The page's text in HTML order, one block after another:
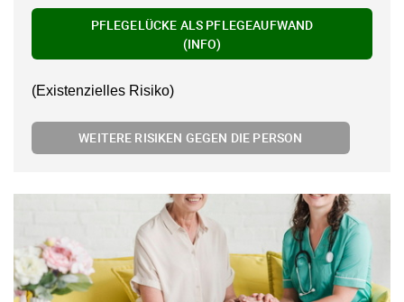
PFLEGELÜCKE ALS PFLEGEAUFWAND
(INFO)
(Existenzielles Risiko)
WEITERE RISIKEN GEGEN DIE PERSON